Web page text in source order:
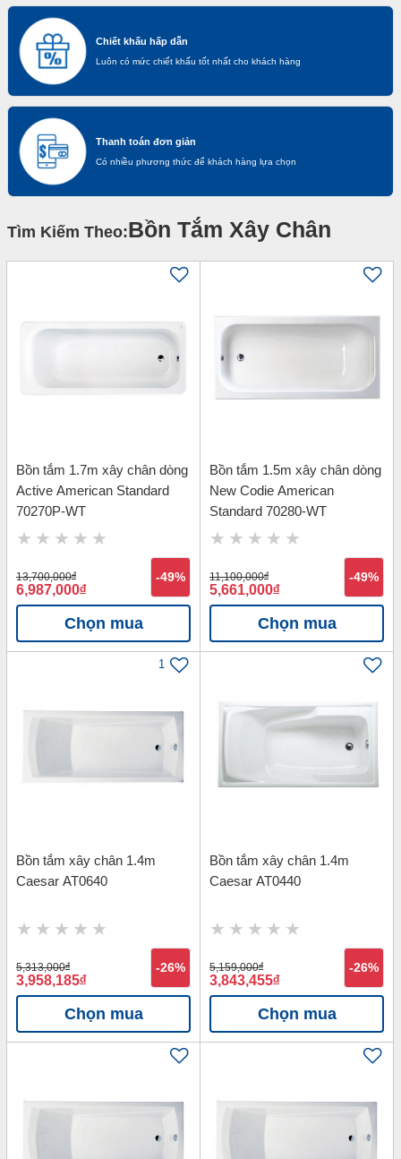
Chiết khấu hấp dẫn
Luôn có mức chiết khấu tốt nhất cho khách hàng
Thanh toán đơn giản
Có nhiều phương thức để khách hàng lựa chọn
Tìm Kiếm Theo:Bồn Tắm Xây Chân
Bồn tắm 1.7m xây chân dòng
Active American Standard
70270P-WT
13,700,000đ
6,987,000đ
-49%
Chọn mua
Bồn tắm 1.5m xây chân dòng
New Codie American
Standard 70280-WT
11,100,000đ
5,661,000đ
-49%
Chọn mua
1
Bồn tắm xây chân 1.4m
Caesar AT0640
5,313,000đ
3,958,185đ
-26%
Chọn mua
Bồn tắm xây chân 1.4m
Caesar AT0440
5,159,000đ
3,843,455đ
-26%
Chọn mua